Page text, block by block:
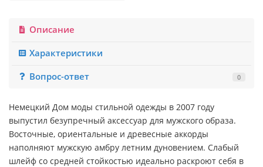
Описание
Характеристики
Вопрос-ответ
0
Немецкий Дом моды стильной одежды в 2007 году
выпустил безупречный аксессуар для мужского образа.
Восточные, ориентальные и древесные аккорды
наполняют мужскую амбру летним дуновением. Слабый
шлейф со средней стойкостью идеально раскроют себя в